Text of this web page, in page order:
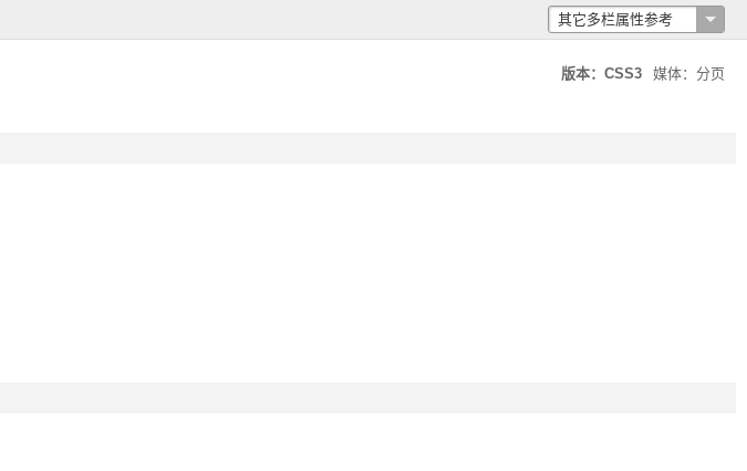
其它多栏属性参考
columns-width
版本：CSS3 媒体：分页